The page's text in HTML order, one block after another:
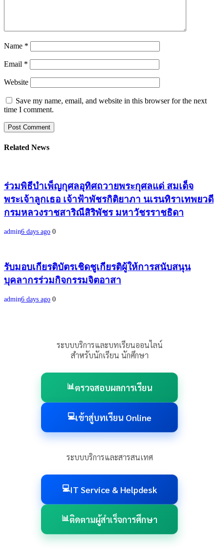
Name *
Email *
Website
Save my name, email, and website in this browser for the next
time I comment.
Related News
ร่วมพิธีบำเพ็ญกุศลอุทิศถวายพระกุศลแด่ สมเด็จ
พระเจ้าลูกเธอ เจ้าฟ้าพัชรกิติยาภา นเรนทิราเทพยวดี
กรมหลวงราชสาริณีสิริพัชร มหาวัชรราชธิดา
admin6 days ago 0
รับมอบเกียรติบัตรเชิดชูเกียรติผู้ให้การสนับสนุน
บุคลากรร่วมกิจกรรมจิตอาสา
admin6 days ago 0
ระบบบริการและบทเรียนออนไลน์
สำหรับนักเรียน นักศึกษา
📊ตรวจสอบผลการเรียน
💻เข้าสู่บทเรียน Online
ระบบบริการและสารสนเทศ
💻IT Service & Helpdesk
📊ติดตามผู้สำเร็จการศึกษา